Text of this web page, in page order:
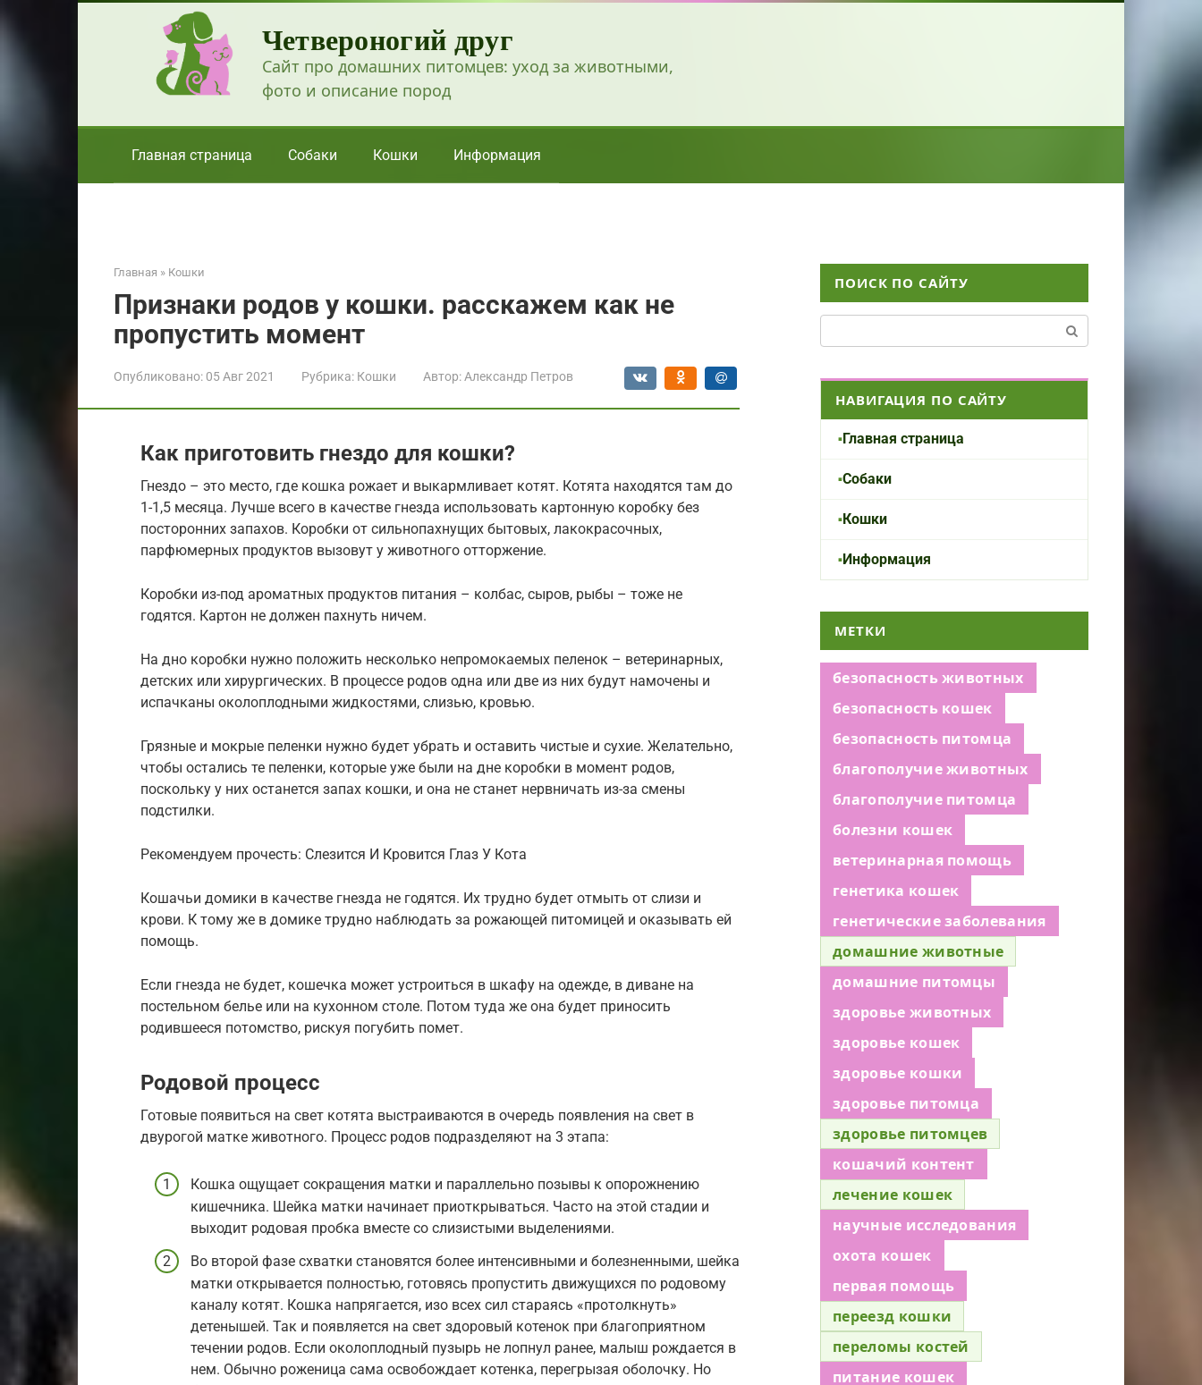
Четвероногий друг
Сайт про домашних питомцев: уход за животными,
фото и описание пород
Главная страница Собаки Кошки Информация
Главная » Кошки
Признаки родов у кошки. расскажем как не
пропустить момент
Опубликовано: 05 Авг 2021 Рубрика: Кошки Автор: Александр Петров
Как приготовить гнездо для кошки?
Гнездо – это место, где кошка рожает и выкармливает котят. Котята находятся там до
1-1,5 месяца. Лучше всего в качестве гнезда использовать картонную коробку без
посторонних запахов. Коробки от сильнопахнущих бытовых, лакокрасочных,
парфюмерных продуктов вызовут у животного отторжение.
Коробки из-под ароматных продуктов питания – колбас, сыров, рыбы – тоже не
годятся. Картон не должен пахнуть ничем.
На дно коробки нужно положить несколько непромокаемых пеленок – ветеринарных,
детских или хирургических. В процессе родов одна или две из них будут намочены и
испачканы околоплодными жидкостями, слизью, кровью.
Грязные и мокрые пеленки нужно будет убрать и оставить чистые и сухие. Желательно,
чтобы остались те пеленки, которые уже были на дне коробки в момент родов,
поскольку у них останется запах кошки, и она не станет нервничать из-за смены
подстилки.
Рекомендуем прочесть: Слезится И Кровится Глаз У Кота
Кошачьи домики в качестве гнезда не годятся. Их трудно будет отмыть от слизи и
крови. К тому же в домике трудно наблюдать за рожающей питомицей и оказывать ей
помощь.
Если гнезда не будет, кошечка может устроиться в шкафу на одежде, в диване на
постельном белье или на кухонном столе. Потом туда же она будет приносить
родившееся потомство, рискуя погубить помет.
Родовой процесс
Готовые появиться на свет котята выстраиваются в очередь появления на свет в
двурогой матке животного. Процесс родов подразделяют на 3 этапа:
Кошка ощущает сокращения матки и параллельно позывы к опорожнению
кишечника. Шейка матки начинает приоткрываться. Часто на этой стадии и
выходит родовая пробка вместе со слизистыми выделениями.
Во второй фазе схватки становятся более интенсивными и болезненными, шейка
матки открывается полностью, готовясь пропустить движущихся по родовому
каналу котят. Кошка напрягается, изо всех сил стараясь «протолкнуть»
детенышей. Так и появляется на свет здоровый котенок при благоприятном
течении родов. Если околоплодный пузырь не лопнул ранее, малыш рождается в
нем. Обычно роженица сама освобождает котенка, перегрызая оболочку. Но
ПОИСК ПО САЙТУ
НАВИГАЦИЯ ПО САЙТУ
Главная страница
Собаки
Кошки
Информация
МЕТКИ
безопасность животных
безопасность кошек
безопасность питомца
благополучие животных
благополучие питомца
болезни кошек
ветеринарная помощь
генетика кошек
генетические заболевания
домашние животные
домашние питомцы
здоровье животных
здоровье кошек
здоровье кошки
здоровье питомца
здоровье питомцев
кошачий контент
лечение кошек
научные исследования
охота кошек
первая помощь
переезд кошки
переломы костей
питание кошек